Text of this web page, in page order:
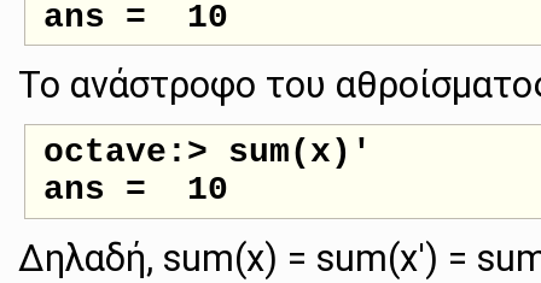
Το ανάστροφο του
octave:> sum(x)'
Δηλαδή, sum(x) = sum(x') =